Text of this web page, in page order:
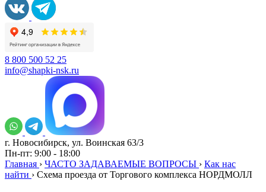
8 800 500 52 25
info@shapki-nsk.ru
г. Новосибирск, ул. Воинская 63/3
Пн-пт: 9:00 - 18:00
Главная › ЧАСТО ЗАДАВАЕМЫЕ ВОПРОСЫ › Как нас
найти › Схема проезда от Торгового комплекса НОРДМОЛЛ